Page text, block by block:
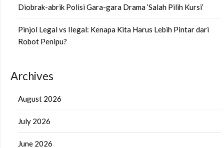
Diobrak-abrik Polisi Gara-gara Drama ‘Salah Pilih Kursi’
Pinjol Legal vs Ilegal: Kenapa Kita Harus Lebih Pintar dari
Robot Penipu?
Archives
August 2026
July 2026
June 2026